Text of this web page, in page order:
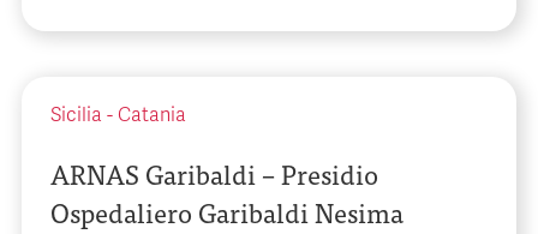
Sicilia - Catania
ARNAS Garibaldi – Presidio
Ospedaliero Garibaldi Nesima